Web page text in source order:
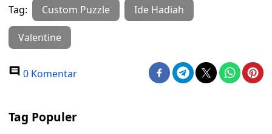
Tag: Custom Puzzle Ide Hadiah
Valentine
0 Komentar
Tag Populer